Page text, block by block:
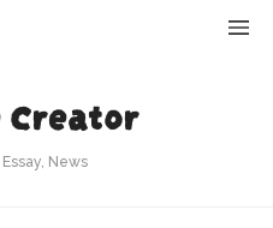
Creator
News